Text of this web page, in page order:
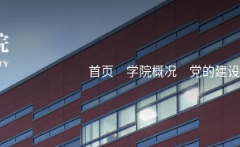
首页 学院概况 党的建设